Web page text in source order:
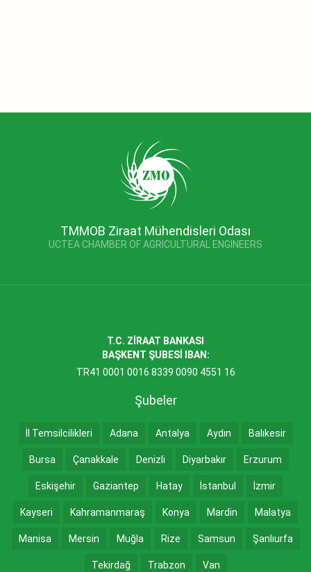
TMMOB Ziraat Mühendisleri Odası
UCTEA CHAMBER OF AGRICULTURAL ENGINEERS
T.C. ZİRAAT BANKASI
BAŞKENT ŞUBESİ IBAN:
TR41 0001 0016 8339 0090 4551 16
Şubeler
İl Temsilcilikleri Adana Antalya Aydın Balıkesir
Bursa Çanakkale Denizli Diyarbakır Erzurum
Eskişehir Gaziantep Hatay İstanbul İzmir
Kayseri Kahramanmaraş Konya Mardin Malatya
Manisa Mersin Muğla Rize Samsun Şanlıurfa
Tekirdağ Trabzon Van